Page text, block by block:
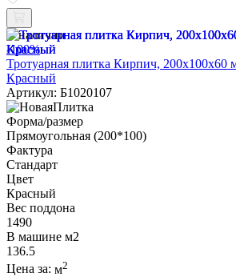
В наличии
-100%
Тротуарная плитка Кирпич, 200х100х60
Красный
Артикул: Б1020107
Форма/размер
Прямоугольная (200*100)
Фактура
Стандарт
Цвет
Красный
Вес поддона
1490
В машине м2
136.5
Цена за: м2